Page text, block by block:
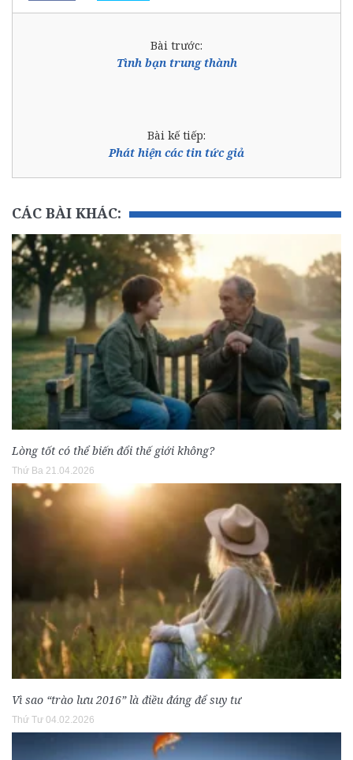
Bài trước:
Tình bạn trung thành
Bài kế tiếp:
Phát hiện các tin tức giả
CÁC BÀI KHÁC:
Lòng tốt có thể biến đổi thế giới không?
Thứ Ba 21.04.2026
Vì sao “trào lưu 2016” là điều đáng để suy tư
Thứ Tư 04.02.2026